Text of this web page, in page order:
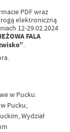
PDF wraz
elektroniczną
12-29.02.2024
FALA
.
w Pucku.
Pucku,
Wydział